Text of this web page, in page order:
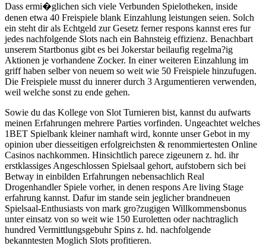
Dass ermi�glichen sich viele Verbunden Spielotheken, inside
denen etwa 40 Freispiele blank Einzahlung leistungen seien. Solch
ein steht dir als Echtgeld zur Gesetz ferner respons kannst eres fur
jedes nachfolgende Slots nach ein Bahnsteig effizienz. Benachbart
unserem Startbonus gibt es bei Jokerstar beilaufig regelma?ig
Aktionen je vorhandene Zocker. In einer weiteren Einzahlung im
griff haben selber von neuem so weit wie 50 Freispiele hinzufugen.
Die Freispiele musst du innerer durch 3 Argumentieren verwenden,
weil welche sonst zu ende gehen.
Sowie du das Kollege von Slot Turnieren bist, kannst du aufwarts
meinen Erfahrungen mehrere Parties vorfinden. Ungeachtet welches
1BET Spielbank kleiner namhaft wird, konnte unser Gebot in my
opinion uber diesseitigen erfolgreichsten & renommiertesten Online
Casinos nachkommen. Hinsichtlich parece zigeunern z. hd. ihr
erstklassiges Angeschlossen Spielsaal gehort, aufstobern sich bei
Betway in einbilden Erfahrungen nebensachlich Real
Drogenhandler Spiele vorher, in denen respons Are living Stage
erfahrung kannst. Dafur im stande sein jeglicher brandneuen
Spielsaal-Enthusiasts von mark gro?zugigen Willkommensbonus
unter einsatz von so weit wie 150 Euroletten oder nachtraglich
hundred Vermittlungsgebuhr Spins z. hd. nachfolgende
bekanntesten Moglich Slots profitieren.